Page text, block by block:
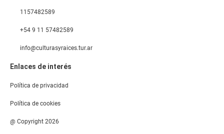
1157482589
+54 9 11 57482589
info@culturasyraices.tur.ar
Enlaces de interés
Política de privacidad
Política de cookies
@ Copyright 2026